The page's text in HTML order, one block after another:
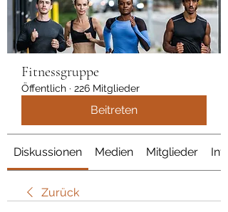
Fitnessgruppe
Öffentlich · 226 Mitglieder
Beitreten
Diskussionen Medien Mitglieder Info
Zurück